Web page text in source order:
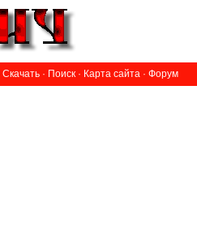
Скачать · Поиск · Карта сайта · Форум